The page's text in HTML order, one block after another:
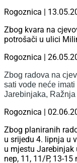
Rogoznica |
Zbog kvara na
potrošači u ulici
Rogoznica |
Zbog radova na
sati vode neće
Jarebinjaka,
Rogoznica |
Zbog planiranih
u srijedu 4. lipnja u
u mjestu Jarebinjak
nep, 11, 11/P, 13-15